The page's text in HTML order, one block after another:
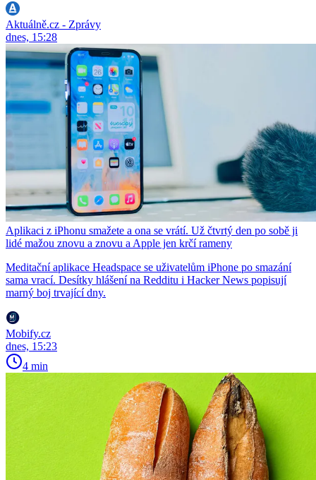
Aktuálně.cz - Zprávy
dnes, 15:28
Aplikaci z iPhonu smažete a ona se vrátí. Už čtvrtý den po sobě ji
lidé mažou znovu a znovu a Apple jen krčí rameny
Meditační aplikace Headspace se uživatelům iPhone po smazání
sama vrací. Desítky hlášení na Redditu i Hacker News popisují
marný boj trvající dny.
Mobify.cz
dnes, 15:23
4 min